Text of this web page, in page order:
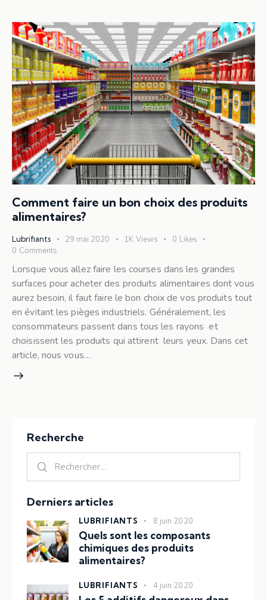
Comment faire un bon choix des produits
alimentaires?
Lubrifiants 29 mai 2020 1K Views 0 Likes
0 Comments
Lorsque vous allez faire les courses dans les grandes
surfaces pour acheter des produits alimentaires dont vous
aurez besoin, il faut faire le bon choix de vos produits tout
en évitant les pièges industriels. Généralement, les
consommateurs passent dans tous les rayons et
choisissent les produits qui attirent leurs yeux. Dans cet
article, nous vous…
Recherche
Rechercher :
Derniers articles
LUBRIFIANTS 8 juin 2020
Quels sont les composants
chimiques des produits
alimentaires?
LUBRIFIANTS 4 juin 2020